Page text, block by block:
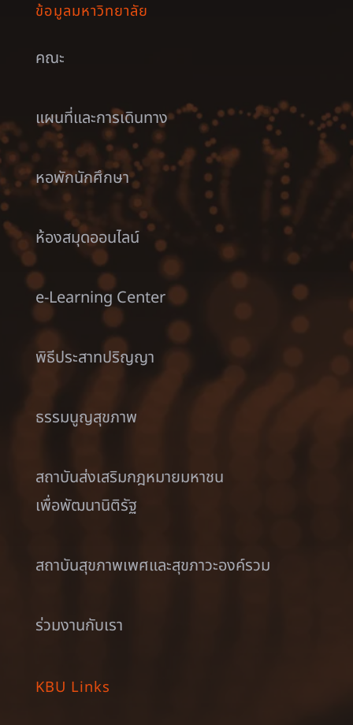
ข้อมูลมหาวิทยาลัย
คณะ
แผนที่และการเดินทาง
หอพักนักศึกษา
ห้องสมุดออนไลน์
e-Learning Center
พิธีประสาทปริญญา
ธรรมนูญสุขภาพ
สถาบันส่งเสริมกฎหมายมหาชน
เพื่อพัฒนานิติรัฐ
สถาบันสุขภาพเพศและสุขภาวะองค์รวม
ร่วมงานกับเรา
KBU Links